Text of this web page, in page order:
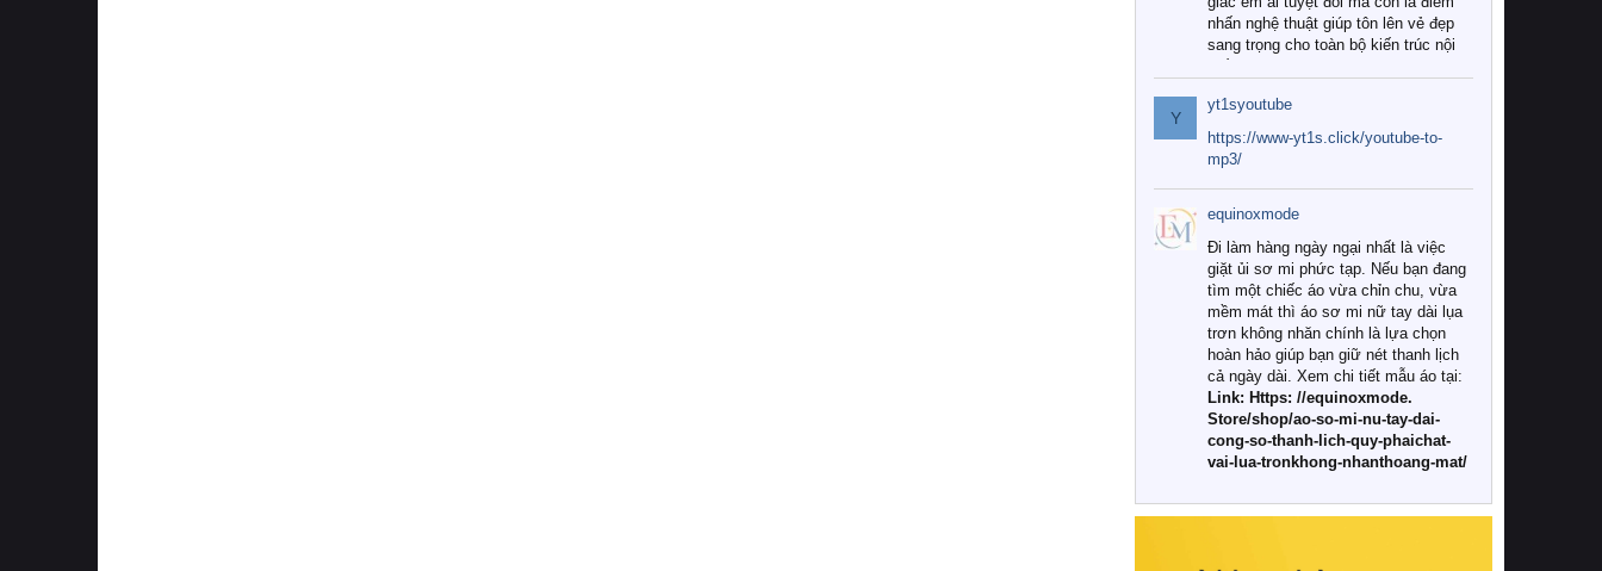
nhấn nghệ thuật giúp tôn lên vẻ đẹp
sang trọng cho toàn bộ kiến trúc nội
Tuy nhiên, giữa thị trường đa dạng
với vô vàn thương hiệu và mẫu mã
như hiện nay, làm thế nào để chọn
được những bộ chăn ga gối đệm cao
cấp thực sự chất lượng, phù hợp với
khí hậu và nhu cầu sử dụng của gia
đình? Hãy cùng chúng tôi đi tìm lời
giải đáp chi tiết qua bài viết dưới đây.
1. Tại sao các gia đình hiện đại lại ưa
chuộng chăn ga gối đệm cao cấp?
Khác với các dòng sản phẩm thông
thường, những bộ chăn ga gối đệm
cao cấp trải qua quy trình sản xuất
nghiêm ngặt từ khâu chọn lọc nguyên
liệu tự nhiên đến công nghệ dệt
nhuộm hiện đại không chứa hóa chất
này, bạn sẽ cảm nhận rõ rệt sự khác
Y
yt1syoutube
https://www-yt1s.click/youtube-to-
mp3/
equinoxmode
Đi làm hàng ngày ngại nhất là việc
giặt ủi sơ mi phức tạp. Nếu bạn đang
tìm một chiếc áo vừa chỉn chu, vừa
mềm mát thì áo sơ mi nữ tay dài lụa
trơn không nhăn chính là lựa chọn
hoàn hảo giúp bạn giữ nét thanh lịch
cả ngày dài. Xem chi tiết mẫu áo tại:
Link: Https: //equinoxmode.
Store/shop/ao-so-mi-nu-tay-dai-
cong-so-thanh-lich-quy-phaichat-
vai-lua-tronkhong-nhanthoang-mat/